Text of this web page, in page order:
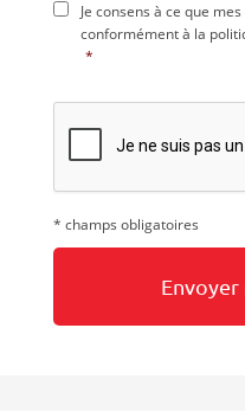
Je consens à ce que
conformément à la
*
* champs obligatoires